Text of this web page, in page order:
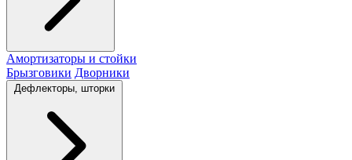
Амортизаторы и стойки
Брызговики Дворники
Дефлекторы, шторки